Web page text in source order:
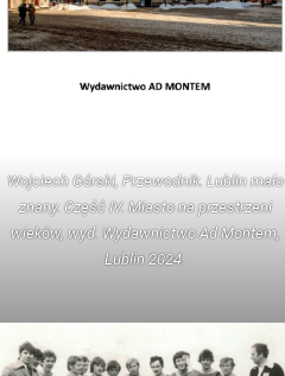
Wojciech Górski, Przewodnik. Lublin mało
znany. Część IV. Miasto na przestrzeni
wieków, wyd. Wydawnictwo Ad Montem,
Lublin 2024.